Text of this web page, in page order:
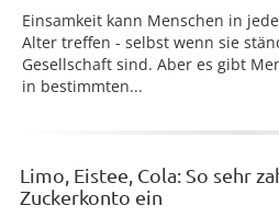
Einsamkeit kann Menschen in
Alter treffen - selbst wenn sie
Gesellschaft sind. Aber es gibt
in bestimmten...
Limo, Eistee, Cola: So sehr
Zuckerkonto ein